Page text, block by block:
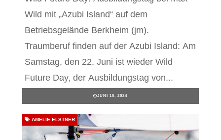
Wild mit „Azubi Island“ auf dem
Betriebsgelände Berkheim (jm).
Traumberuf finden auf der Azubi Island: Am
Samstag, den 22. Juni ist wieder Wild
Future Day, der Ausbildungstag von...
JUNI 10, 2024
AMELIE ELSTNER